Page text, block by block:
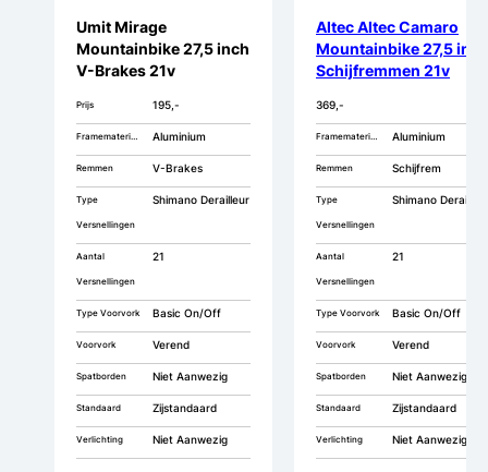
Umit Mirage
Mountainbike 27,5 inch
V-Brakes 21v
Prijs 195,-
Aluminium
Remmen V-Brakes
Type
Versnellingen
Shimano Derailleur
Aantal
Versnellingen
21
Type Voorvork Basic On/Off
Voorvork Verend
Spatborden Niet Aanwezig
Standaard Zijstandaard
Verlichting Niet Aanwezig
Altec Altec Camaro
Mountainbike 27,5 inch
Schijfremmen 21v
369,-
Aluminium
Remmen Schijfrem
Type
Versnellingen
Shimano
Aantal
Versnellingen
21
Type Voorvork Basic On/Off
Voorvork Verend
Spatborden Niet Aanwezig
Standaard Zijstandaard
Verlichting Niet Aanwezig